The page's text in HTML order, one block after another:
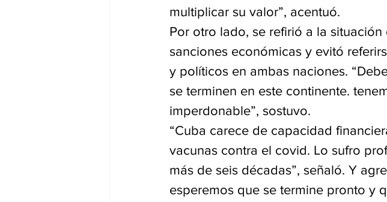
multiplicar su valor”, acentuó.
Por otro lado, se refirió a la
sanciones económicas y evitó
y políticos en ambas naciones.
se terminen en este continente.
imperdonable”, sostuvo.
“Cuba carece de capacidad
vacunas contra el covid. Lo sufro
más de seis décadas”, señaló. Y
esperemos que se termine pronto y